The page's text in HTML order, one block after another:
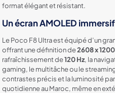
format élégant et résistant.
Un écran AMOLED
Le Poco F8 Ultra est équipé d’un
offrant une définition de2608 x
rafraîchissement de120 Hz, la
gaming, le multitâche ou le
contrastes précis et la luminosité
quotidienne au Maroc, même en